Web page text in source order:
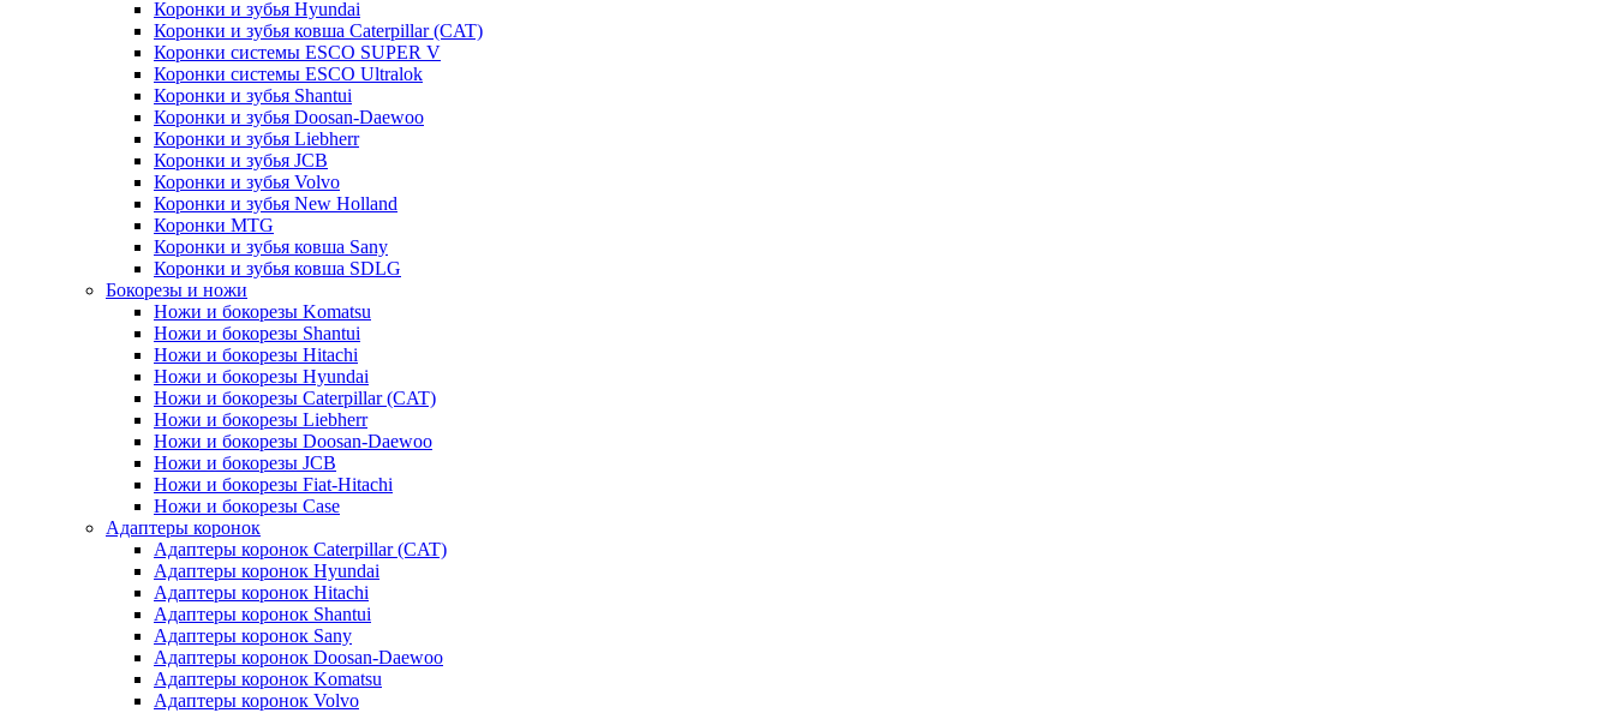
Коронки и зубья Hyundai
Коронки и зубья ковша Caterpillar (CAT)
Коронки системы ESCO SUPER V
Коронки системы ESCO Ultralok
Коронки и зубья Shantui
Коронки и зубья Doosan-Daewoo
Коронки и зубья Liebherr
Коронки и зубья JCB
Коронки и зубья Volvo
Коронки и зубья New Holland
Коронки MTG
Коронки и зубья ковша Sany
Коронки и зубья ковша SDLG
Бокорезы и ножи
Ножи и бокорезы Komatsu
Ножи и бокорезы Shantui
Ножи и бокорезы Hitachi
Ножи и бокорезы Hyundai
Ножи и бокорезы Caterpillar (CAT)
Ножи и бокорезы Liebherr
Ножи и бокорезы Doosan-Daewoo
Ножи и бокорезы JCB
Ножи и бокорезы Fiat-Hitachi
Ножи и бокорезы Case
Адаптеры коронок
Адаптеры коронок Caterpillar (CAT)
Адаптеры коронок Hyundai
Адаптеры коронок Hitachi
Адаптеры коронок Shantui
Адаптеры коронок Sany
Адаптеры коронок Doosan-Daewoo
Адаптеры коронок Komatsu
Адаптеры коронок Volvo